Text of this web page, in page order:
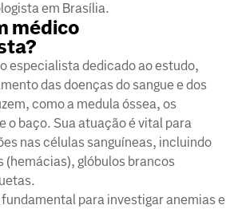
em Brasília.
médico
especialista dedicado ao estudo,
das doenças do sangue e dos
como a medula óssea, os
o baço. Sua atuação é vital para
nas células sanguíneas, incluindo
(hemácias), glóbulos brancos
para investigar anemias e